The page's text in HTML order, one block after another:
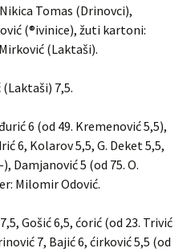
Tomas (Drinovci),
(®ivinice), žuti kartoni:
(Laktaši).
7,5.
6 (od 49. Kremenović 5,5),
6, Kolarov 5,5, G. Deket 5,5,
Damjanović 5 (od 75. O.
Milomir Odović.
Gošić 6,5, ćorić (od 23. Trivić
7, Bajić 6, ćirković 5,5 (od